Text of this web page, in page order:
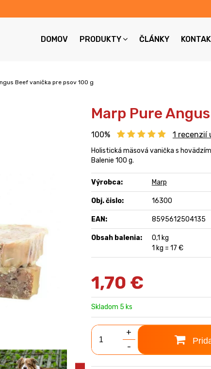
DOMOV PRODUKTY ČLÁNKY
Beef vanička pre psov 100 g
Marp Pure
100% 1 recenzií
Holistická mäsová vanička s
Balenie 100 g.
Výrobca: Marp
Obj. čislo: 16300
EAN: 8595612504135
Obsah balenia:
0,1 kg
1 kg = 17 €
1,70 €
Skladom 5 ks
+
-